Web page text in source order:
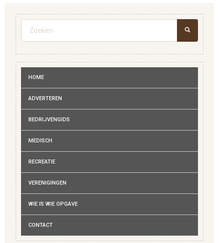
Zoekveld
HOME
ADVERTEREN
BEDRIJVENGIDS
MEDISCH
RECREATIE
VERENIGINGEN
WIE IS WIE OPGAVE
CONTACT